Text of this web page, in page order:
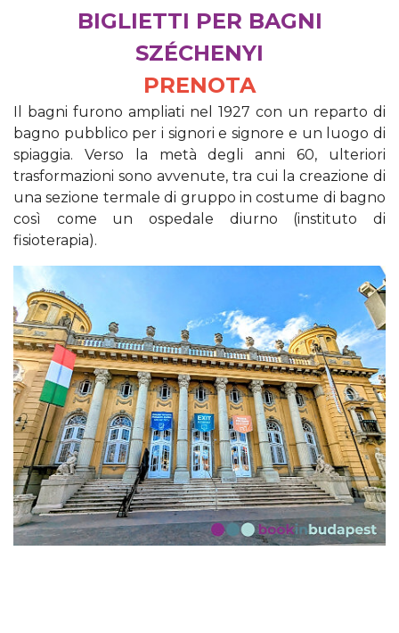
BIGLIETTI PER BAGNI
SZÉCHENYI
PRENOTA
Il bagni furono ampliati nel 1927 con un reparto di
bagno pubblico per i signori e signore e un luogo di
spiaggia. Verso la metà degli anni 60, ulteriori
trasformazioni sono avvenute, tra cui la creazione di
una sezione termale di gruppo in costume di bagno
così come un ospedale diurno (instituto di
fisioterapia).